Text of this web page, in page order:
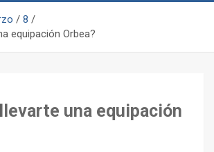
8
equipación Orbea?
una equipación